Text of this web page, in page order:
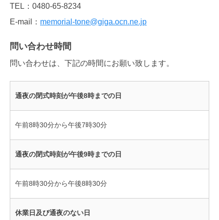
TEL： 0480-65-8234
E-mail： memorial-tone@giga.ocn.ne.jp
問い合わせ時間
問い合わせは、下記の時間にお願い致します。
通夜の閉式時刻が午後8時までの日
午前8時30分から午後7時30分
通夜の閉式時刻が午後9時までの日
午前8時30分から午後8時30分
休業日及び通夜のない日